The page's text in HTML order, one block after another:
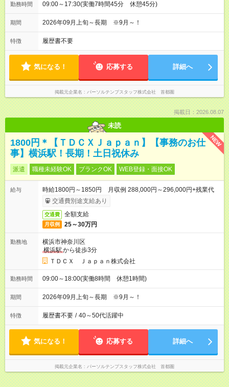
勤務時間 09:00～17:30(実働7時間45分 休憩45分)
期間 2026年09月上旬～長期 ※9月～！
特徴 履歴書不要
気になる！ 応募する 詳細へ
掲載元企業名 パーソルテンプスタッフ株式会社 首都圏
掲載日：2026.08.07
未読
NEW
1800円＊【ＴＤＣＸＪａｐａｎ】【事務のお仕
事】横浜駅！長期！土日祝休み
派遣 職種未経験OK ブランクOK WEB登録・面接OK
給与
時給1800円～1850円 月収例 288,000円～296,000円+残業代
交通費別途支給あり
交通費 全額支給
月収例 25～30万円
勤務地
横浜市神奈川区
横浜駅から徒歩3分
ＴＤＣＸ Ｊａｐａｎ株式会社
勤務時間 09:00～18:00(実働8時間 休憩1時間)
期間 2026年09月上旬～長期 ※9月～！
特徴 履歴書不要 / 40～50代活躍中
気になる！ 応募する 詳細へ
掲載元企業名 パーソルテンプスタッフ株式会社 首都圏